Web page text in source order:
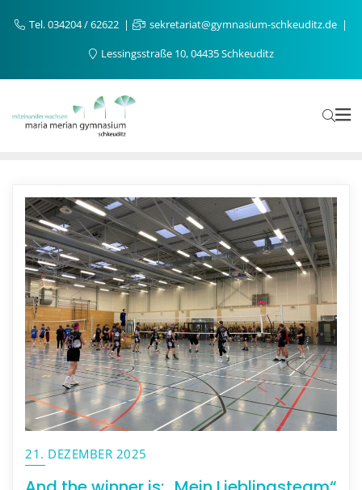
Tel. 034204 / 62622
sekretariat@gymnasium-schkeuditz.de
Lessingsstraße 10, 04435 Schkeuditz
21. DEZEMBER 2025